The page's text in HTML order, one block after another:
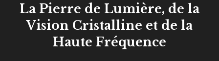
La Pierre de Lumière, de la
Vision Cristalline et de la
Haute Fréquence